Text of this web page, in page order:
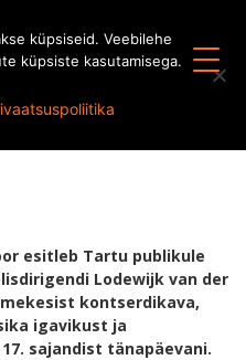
talvel”
esitleb Tartu publikule
Lodewijk van der
kontserdikava,
igavikust ja
sajandist tänapäevani.
küpsiseid. Veebilehe
küpsiste kasutamisega.